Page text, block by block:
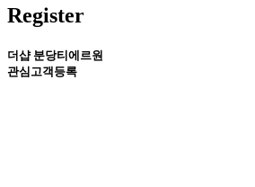
Register
더샵 분당티에르원
관심고객등록